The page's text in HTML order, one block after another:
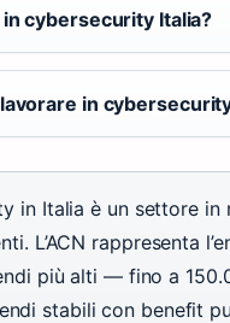
cybersecurity Italia?
in
in Italia è un settore
L’ACN rappresenta
più alti — fino a
stabili con benefit